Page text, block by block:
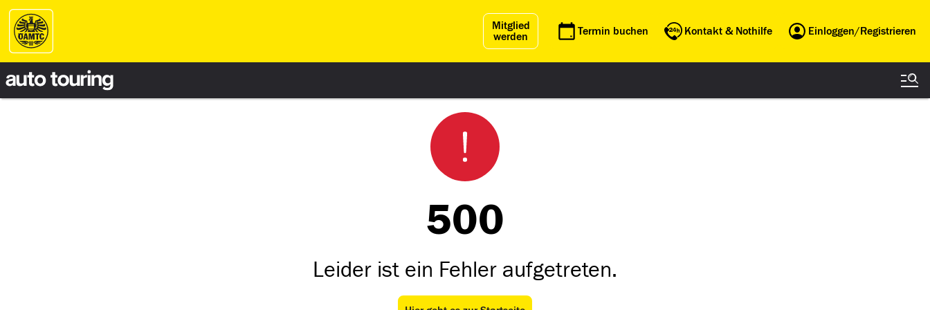
Mitglied
werden
Termin buchen Kontakt & Nothilfe Einloggen/Registrieren
500
Leider ist ein Fehler aufgetreten.